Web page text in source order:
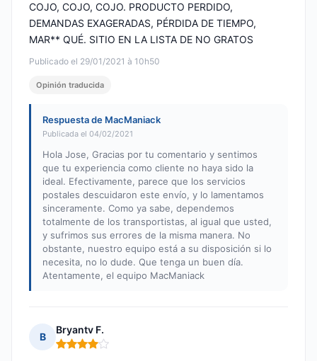
Publicado el 29/01/2021 à 10h50
COJO, COJO, COJO. PRODUCTO PERDIDO,
DEMANDAS EXAGERADAS, PÉRDIDA DE TIEMPO,
MAR** QUÉ. SITIO EN LA LISTA DE NO GRATOS
Opinión traducida
Respuesta de MacManiack
Publicada el 04/02/2021
Hola Jose, Gracias por tu comentario y sentimos
que tu experiencia como cliente no haya sido la
ideal. Efectivamente, parece que los servicios
postales descuidaron este envío, y lo lamentamos
sinceramente. Como ya sabe, dependemos
totalmente de los transportistas, al igual que usted,
y sufrimos sus errores de la misma manera. No
obstante, nuestro equipo está a su disposición si lo
necesita, no lo dude. Que tenga un buen día.
Atentamente, el equipo MacManiack
B
Bryantv F.
Nota: 4 de 5